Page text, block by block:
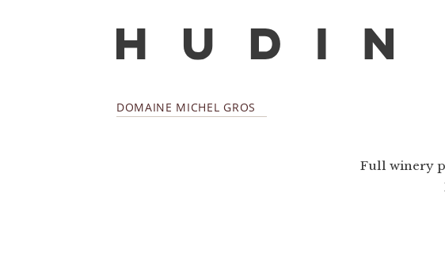
DOMAINE MICHEL GROS
Full winery